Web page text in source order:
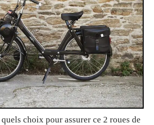
choix pour assurer ce 2 roues de